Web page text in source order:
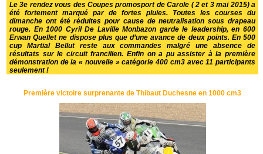
Le 3e rendez vous des Coupes promosport de Carole ( 2 et 3 mai 2015) a
été fortement marqué par de fortes pluies. Toutes les courses du
dimanche ont été réduites pour cause de neutralisation sous drapeau
rouge. En 1000 Cyril De Laville Monbazon garde le leadership, en 600
Erwan Quellet ne dispose plus que d’une avance de deux points. En 500
cup Martial Bellut reste aux commandes malgré une absence de
résultats sur le circuit francilien. Enfin on a pu assister à la première
démonstration de la « nouvelle » catégorie 400 cm3 avec 11 participants
seulement !
Première victoire surprenante de Thibaut Duchesne en 1000 cm3